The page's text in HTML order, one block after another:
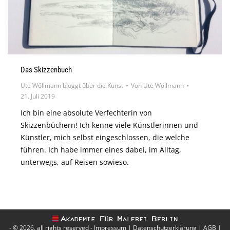
Das Skizzenbuch
Ute Wöllmann bloggt über die Kunst Von Ute Wöllmann
21. Juli 2019
Ich bin eine absolute Verfechterin von
Skizzenbüchern! Ich kenne viele Künstlerinnen und
Künstler, mich selbst eingeschlossen, die welche
führen. Ich habe immer eines dabei, im Alltag,
unterwegs, auf Reisen sowieso.
- © 2026, all rights reserved - Impressum| Datenschutzerklärung| AGB |